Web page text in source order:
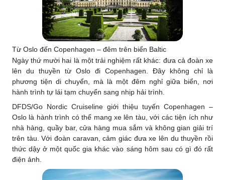
Từ Oslo đến Copenhagen – đêm trên biển Baltic
Ngày thứ mười hai là một trải nghiệm rất khác: đưa cả đoàn xe
lên du thuyền từ Oslo đi Copenhagen. Đây không chỉ là
phương tiện di chuyển, mà là một đêm nghỉ giữa biển, nơi
hành trình tự lái tạm chuyển sang nhịp hải trình.
DFDS/Go Nordic Cruiseline giới thiệu tuyến Copenhagen –
Oslo là hành trình có thể mang xe lên tàu, với các tiện ích như
nhà hàng, quầy bar, cửa hàng mua sắm và không gian giải trí
trên tàu. Với đoàn caravan, cảm giác đưa xe lên du thuyền rồi
thức dậy ở một quốc gia khác vào sáng hôm sau có gì đó rất
điện ảnh.